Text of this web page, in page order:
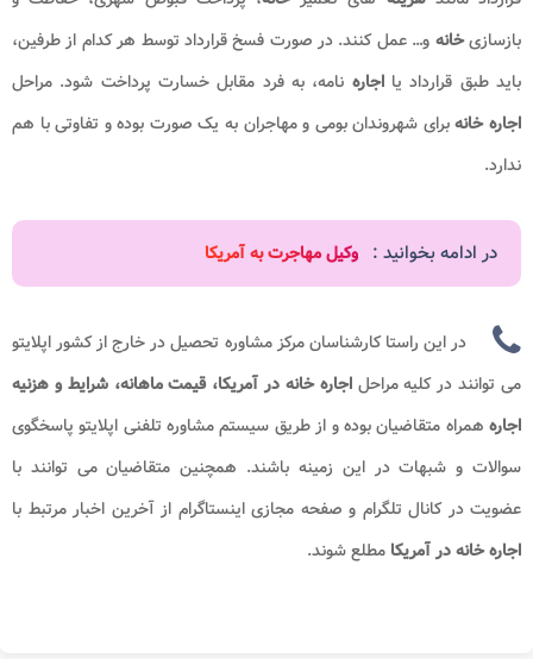
بازسازیخانه و… عمل کنند. در صورت فسخ قرارداد توسط هر کدام از طرفین،
باید طبق قرارداد یااجاره نامه، به فرد مقابل خسارت پرداخت شود. مراحل
اجاره خانهبرای شهروندان بومی و مهاجران به یک صورت بوده و تفاوتی با هم
ندارد.
در ادامه بخوانید : وکیل مهاجرت به آمریکا
در این راستا کارشناسان مرکز مشاوره تحصیل در خارج از کشور اپلایتو
می توانند در کلیه مراحل اجاره خانه در آمریکا، قیمت ماهانه، شرایط و هزنیه
اجاره همراه متقاضیان بوده و از طریق سیستم مشاوره تلفنی اپلایتو پاسخگوی
سوالات و شبهات در این زمینه باشند. همچنین متقاضیان می توانند با
عضویت در کانال تلگرام و صفحه مجازی اینستاگرام از آخرین اخبار مرتبط با
اجاره خانه در آمریکا مطلع شوند.